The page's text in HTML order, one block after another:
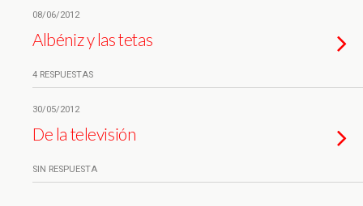
08/06/2012
Albéniz y las tetas
4 RESPUESTAS
30/05/2012
De la televisión
SIN RESPUESTA